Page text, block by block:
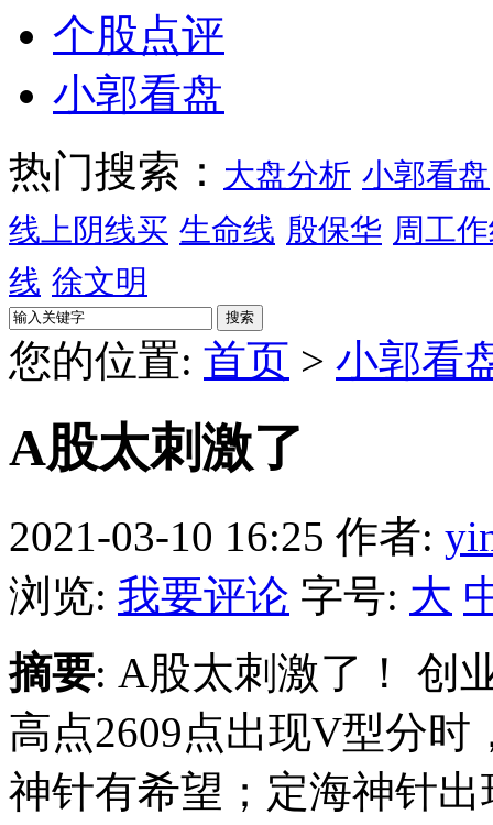
个股点评
小郭看盘
热门搜索： 大盘分析 小郭看盘
线上阴线买 生命线 殷保华 周工
线 徐文明
您的位置: 首页 > 小郭看
A股太刺激了
2021-03-10 16:25 作者:
浏览: 我要评论 字号: 大
摘要: A股太刺激了！ 创
高点2609点出现V型分
神针有希望；定海神针